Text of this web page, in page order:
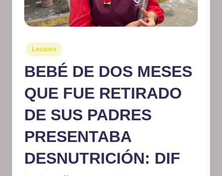
r
m
at
iv
o
Publicado
en
Locales
BEBÉ DE DOS MESES
QUE FUE RETIRADO
DE SUS PADRES
PRESENTABA
DESNUTRICIÓN: DIF